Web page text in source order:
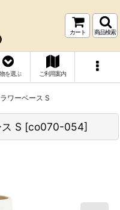
カート 商品検索
を選ぶ ご利用案内
ワーベース S
S [co070-054]